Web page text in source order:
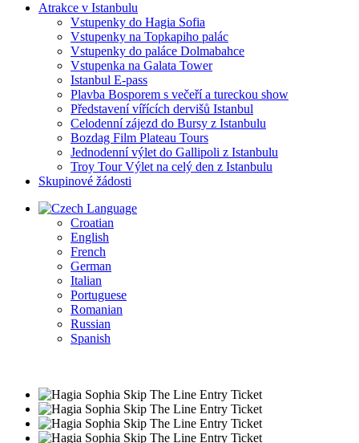
Atrakce v Istanbulu
Vstupenky do Hagia Sofia
Vstupenky na Topkapiho palác
Vstupenky do paláce Dolmabahce
Vstupenka na Galata Tower
Istanbul E-pass
Plavba Bosporem s večeří a tureckou show
Představení vířících dervišů Istanbul
Celodenní zájezd do Bursy z Istanbulu
Bozdag Film Plateau Tours
Jednodenní výlet do Gallipoli z Istanbulu
Troy Tour Výlet na celý den z Istanbulu
Skupinové žádosti
Language
Croatian
English
French
German
Italian
Portuguese
Romanian
Russian
Spanish